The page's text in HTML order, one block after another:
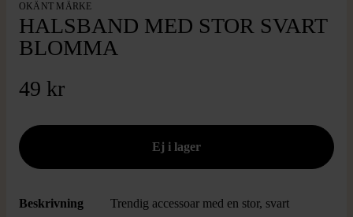
OKÄNT MÄRKE
HALSBAND MED STOR SVART
BLOMMA
49 kr
Beskrivning
Trendig accessoar med en stor, svart